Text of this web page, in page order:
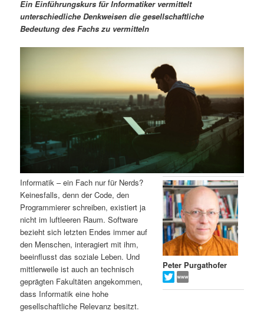
ä
r
n
n
l
t
s
p
n
d
r
n
h
a
l
t
n
a
v
i
o
Ein Einführungskurs für Informatiker vermittelt
unterschiedliche Denkweisen die gesellschaftliche
Bedeutung des Fachs zu vermitteln
Peter Purgathofer
Informatik – ein Fach nur für Nerds?
Keinesfalls, denn der Code, den
Programmierer schreiben, existiert ja
nicht im luftleeren Raum. Software
bezieht sich letzten Endes immer auf
den Menschen, interagiert mit ihm,
beeinflusst das soziale Leben. Und
mittlerweile ist auch an technisch
geprägten Fakultäten angekommen,
dass Informatik eine hohe
gesellschaftliche Relevanz besitzt.